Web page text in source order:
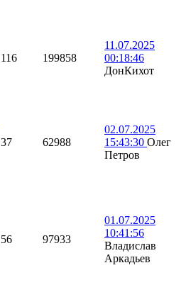
116 199858
11.07.2025
00:18:46
ДонКихот
37 62988
02.07.2025
15:43:30 Олег
Петров
56 97933
01.07.2025
10:41:56
Владислав
Аркадьев